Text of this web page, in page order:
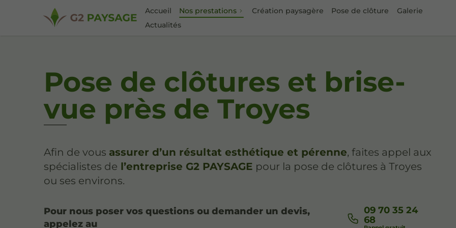
Accueil Nos prestations Création paysagère Pose de clôture
Galerie
Actualités
Pose de clôtures et brise-
vue près de Troyes
Afin de vous assurer d’un résultat esthétique et pérenne, faites appel aux
spécialistes de l’entreprise G2 PAYSAGE pour la pose de clôtures à Troyes
ou ses environs.
Pour nous poser vos questions ou demander un devis,
appelez au
09 70 35 24
68